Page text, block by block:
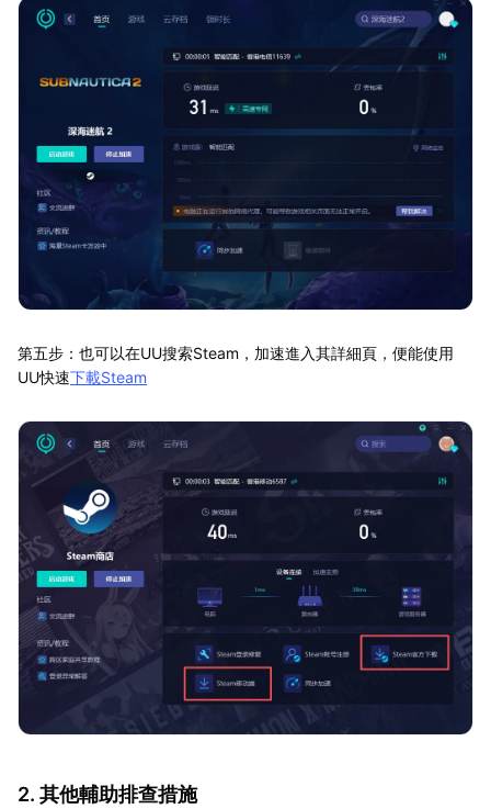
第五步：也可以在UU搜索Steam，加速進入其詳細頁，便能使用
UU快速下載Steam
2. 其他輔助排查措施